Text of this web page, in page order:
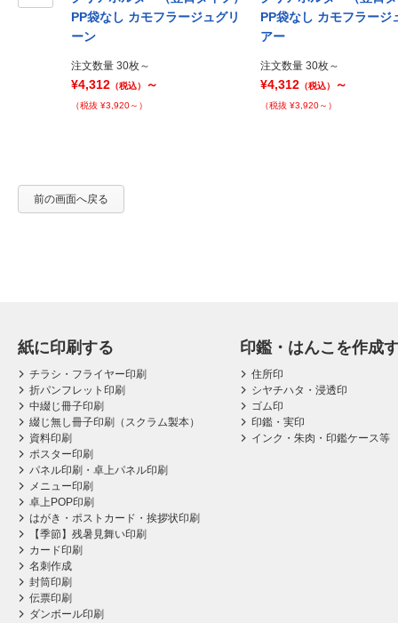
PP袋なし カモフラージュグリ
ーン
注文数量 30枚～
¥4,312 （税込） ～
（税抜 ¥3,920～）
PP袋なし カモフラージ
アー
注文数量 30枚～
¥4,312 （税込） ～
（税抜 ¥3,920～）
前の画面へ戻る
紙に印刷する
チラシ・フライヤー印刷
折パンフレット印刷
中綴じ冊子印刷
綴じ無し冊子印刷（スクラム製本）
資料印刷
ポスター印刷
パネル印刷・卓上パネル印刷
メニュー印刷
卓上POP印刷
はがき・ポストカード・挨拶状印刷
【季節】残暑見舞い印刷
カード印刷
名刺作成
封筒印刷
伝票印刷
ダンボール印刷
印鑑・はんこを作成
住所印
シヤチハタ・浸透印
ゴム印
印鑑・実印
インク・朱肉・印鑑ケース等